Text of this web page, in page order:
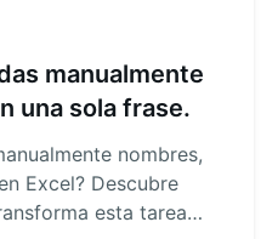
manualmente
una sola frase.
nombres,
Excel? Descubre
esta tarea